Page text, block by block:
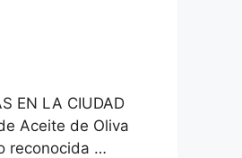
EN LA CIUDAD
Aceite de Oliva
reconocida …